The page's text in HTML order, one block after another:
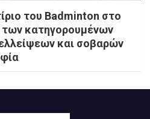
του Badminton στο
των κατηγορουμένων
και σοβαρών